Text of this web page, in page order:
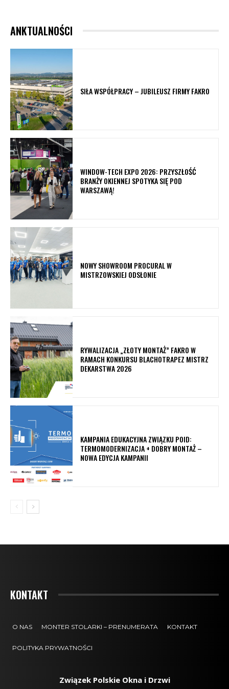
ANKTUALNOŚCI
SIŁA WSPÓŁPRACY – JUBILEUSZ FIRMY FAKRO
WINDOW-TECH EXPO 2026: PRZYSZŁOŚĆ
BRANŻY OKIENNEJ SPOTYKA SIĘ POD
WARSZAWĄ!
NOWY SHOWROOM PROCURAL W
MISTRZOWSKIEJ ODSŁONIE
RYWALIZACJA „ZŁOTY MONTAŻ” FAKRO W
RAMACH KONKURSU BLACHOTRAPEZ MISTRZ
DEKARSTWA 2026
KAMPANIA EDUKACYJNA ZWIĄZKU POID:
TERMOMODERNIZACJA + DOBRY MONTAŻ –
NOWA EDYCJA KAMPANII
KONTAKT
O NAS MONTER STOLARKI – PRENUMERATA KONTAKT
POLITYKA PRYWATNOŚCI
Związek Polskie Okna i Drzwi